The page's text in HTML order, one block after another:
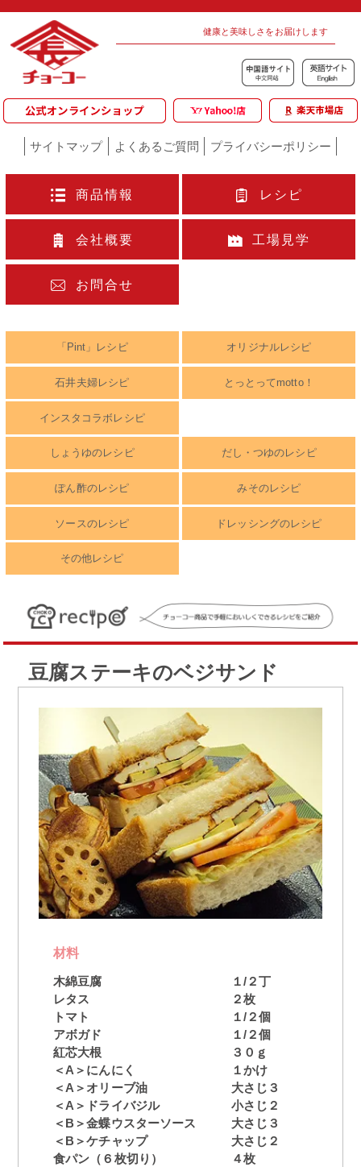
健康と美味しさをお届けします
サイトマップ よくあるご質問 プライバシーポリシー
商品情報 レシピ
会社概要 工場見学
お問合せ
「Pint」レシピ オリジナルレシピ
石井夫婦レシピ とっとってmotto！
インスタコラボレシピ
しょうゆのレシピ だし・つゆのレシピ
ぽん酢のレシピ みそのレシピ
ソースのレシピ ドレッシングのレシピ
その他レシピ
豆腐ステーキのベジサンド
材料
木綿豆腐
１/２丁
レタス
２枚
トマト
１/２個
アボガド
１/２個
紅芯大根
３０ｇ
＜A＞にんにく
１かけ
＜A＞オリーブ油
大さじ３
＜A＞ドライバジル
小さじ２
＜B＞金蝶ウスターソース
大さじ３
＜B＞ケチャップ
大さじ２
食パン（６枚切り）
４枚